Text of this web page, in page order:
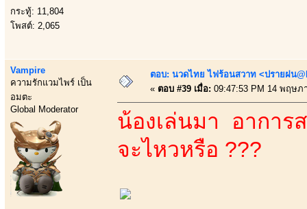
กระทู้: 11,804
โพสต์: 2,065
Vampire
ความรักแวมไพร์ เป็น
อมตะ
Global Moderator
ตอบ: นวดไทย ไฟร้อนสวาท <ปรายฝน
« ตอบ #39 เมื่อ: 09:47:53 PM 14 พฤษภ
น้องเล่นมา อาการ
จะไหวหรือ ???